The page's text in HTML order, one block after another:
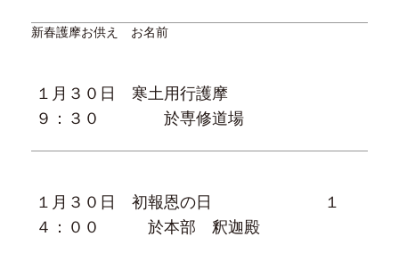
新春護摩お供え お名前
１月３０日 寒土用行護摩
９： ３０ 於専修道場
１月３０日 初報恩の日
１
４ ： ００ 於本部 釈迦殿